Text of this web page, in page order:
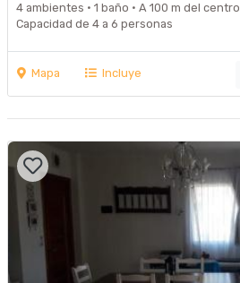
4 ambientes · 1 baño · A 100 m del centro
Capacidad de 4 a 6 personas
Mapa Incluye